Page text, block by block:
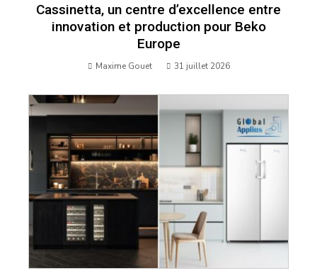
Cassinetta, un centre d’excellence entre
innovation et production pour Beko
Europe
Maxime Gouet 31 juillet 2026